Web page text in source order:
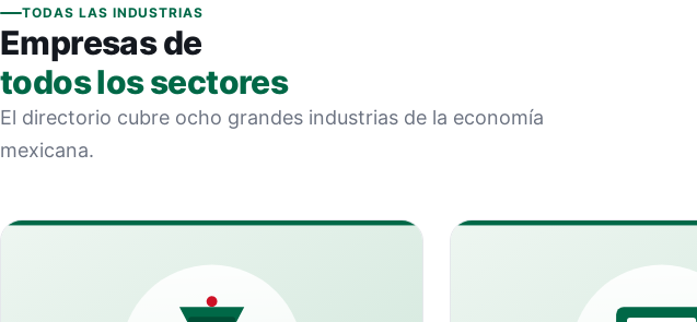
TODAS LAS INDUSTRIAS
Empresas de
todos los sectores
El directorio cubre ocho grandes industrias de la economía
mexicana.